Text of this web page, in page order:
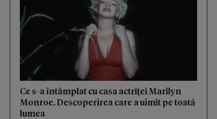
Ce s-a întâmplat cu casa actriței Marilyn
Monroe. Descoperirea care a uimit pe toată
lumea